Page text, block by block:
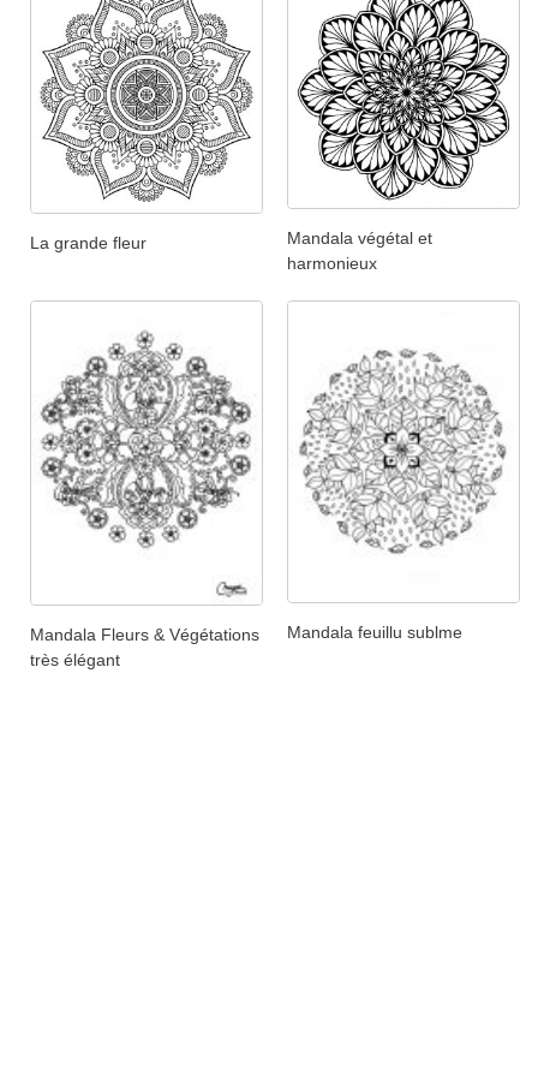
La grande fleur
Mandala végétal et
harmonieux
Mandala Fleurs & Végétations
très élégant
Mandala feuillu sublme